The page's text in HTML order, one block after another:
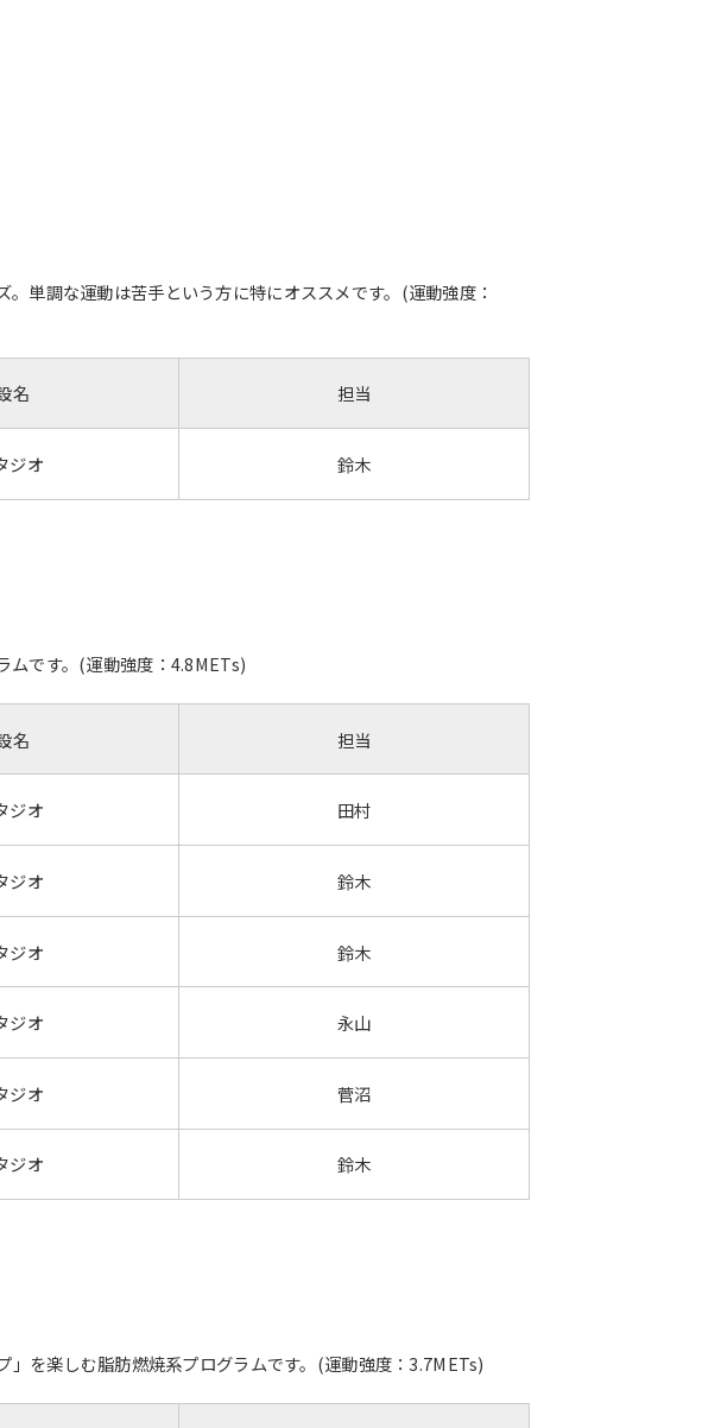
単調な運動は苦手という方に特にオススメです。(運動強度：
名
ジオ
担当
鈴木
ムです。(運動強度：4.8METs)
名
ジオ
担当
田村
ジオ 鈴木
ジオ 鈴木
ジオ 永山
ジオ 菅沼
ジオ 鈴木
を楽しむ脂肪燃焼系プログラムです。(運動強度：3.7METs)